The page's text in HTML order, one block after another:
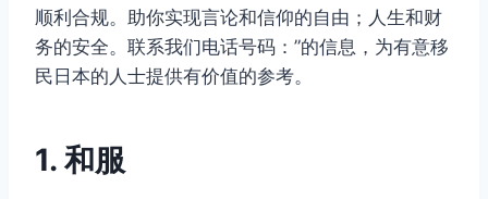
顺利合规。助你实现言论和信仰的自由；人生和财
务的安全。联系我们电话号码：”的信息，为有意移
民日本的人士提供有价值的参考。
1. 和服